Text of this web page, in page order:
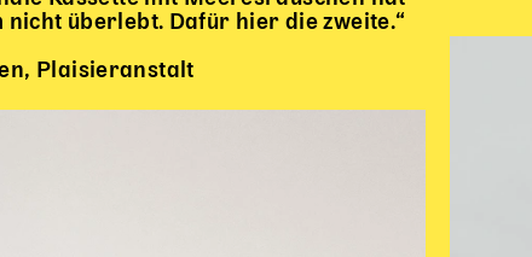
überlebt. Dafür hier die zweite.“
Plaisieranstalt